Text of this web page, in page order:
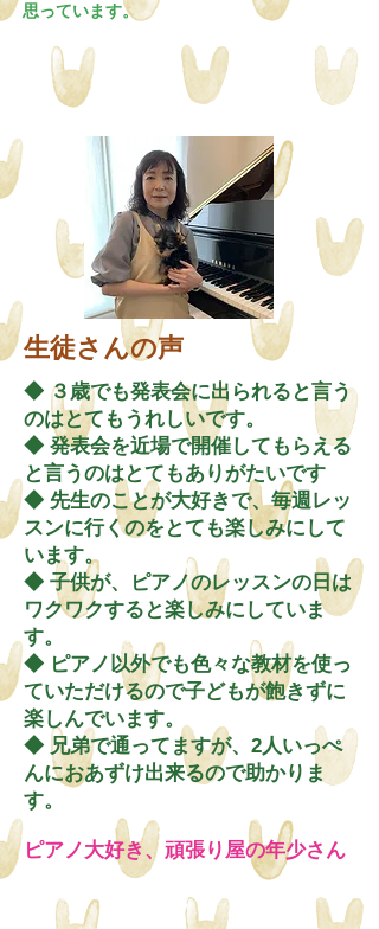
思っています。
生徒さんの声
◆ ３歳でも発表会に出られると言う
のはとてもうれしいです。
◆ 発表会を近場で開催してもらえる
と言うのはとてもありがたいです
◆ 先生のことが大好きで、毎週レッ
スンに行くのをとても楽しみにして
います。
◆ 子供が、ピアノのレッスンの日は
ワクワクすると楽しみにしていま
す。
◆ ピアノ以外でも色々な教材を使っ
ていただけるので子どもが飽きずに
楽しんでいます。
​◆ 兄弟で通ってますが、2人いっぺ
んにおあずけ出来るので助かりま
す。
ピアノ大好き、頑張り屋の年少さん